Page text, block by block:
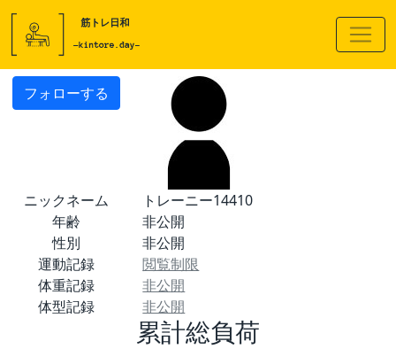
フォローする
ニックネーム
トレーニー14410
年齢
非公開
性別
非公開
運動記録
閲覧制限
体重記録
非公開
体型記録
非公開
累計総負荷